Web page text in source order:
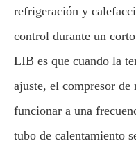
refrigeración y
control durante un
LIB es que cuando la
ajuste, el compresor
funcionar a una
tubo de calentamiento